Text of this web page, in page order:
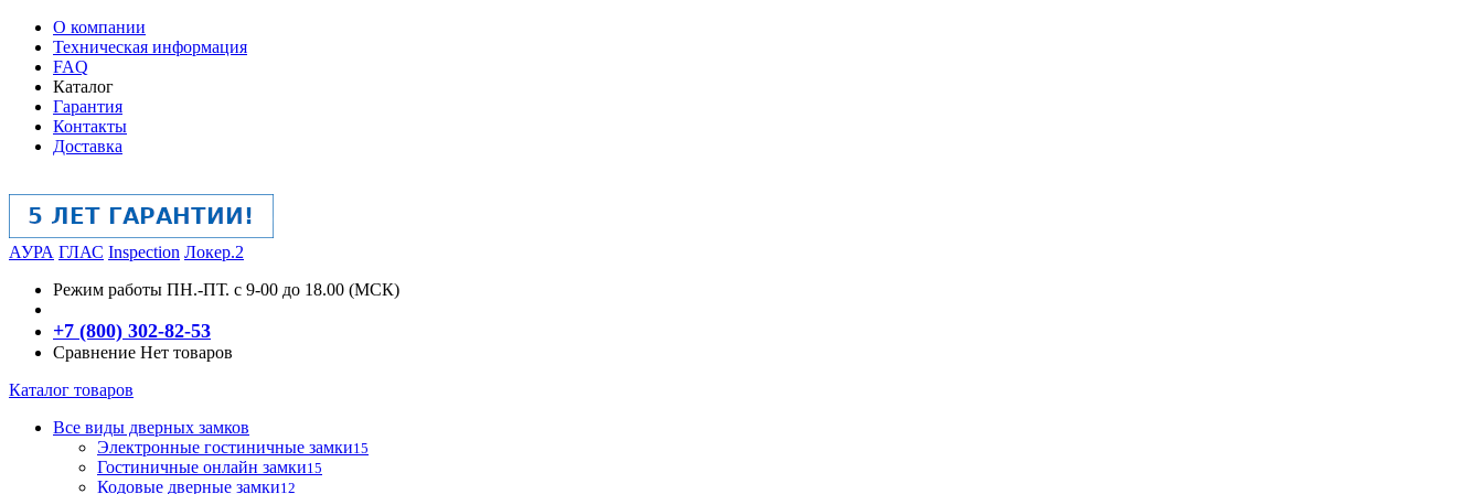
О компании
Техническая информация
FAQ
Каталог
Гарантия
Контакты
Доставка
АУРА ГЛАС Inspection Локер.2
Режим работы ПН.-ПТ. с 9-00 до 18.00 (МСК)
+7 (800) 302-82-53
Сравнение Нет товаров
Каталог товаров
Все виды дверных замков
Электронные гостиничные замки15
Гостиничные онлайн замки15
Кодовые дверные замки12